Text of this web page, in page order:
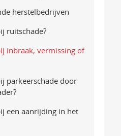
herstelbedrijven
ruitschade?
inbraak, vermissing of
parkeerschade door
een aanrijding in het